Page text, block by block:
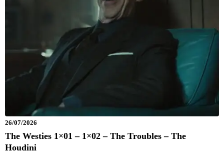
26/07/2026
The Westies 1×01 – 1×02 – The Troubles – The
Houdini